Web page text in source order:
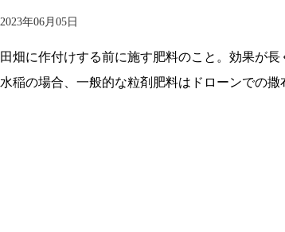
2023年06月05日
田畑に作付けする前に施す肥料のこと。効果が
水稲の場合、一般的な粒剤肥料はドローンでの